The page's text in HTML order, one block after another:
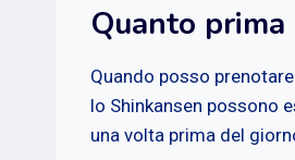
Quanto
Quando posso
lo Shinkansen possono
una volta prima del